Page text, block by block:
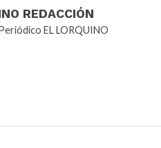
REDACCIÓN
EL LORQUINO